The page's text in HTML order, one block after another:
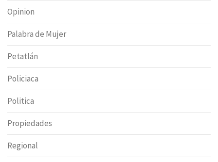
Opinion
Palabra de Mujer
Petatlán
Policiaca
Politica
Propiedades
Regional